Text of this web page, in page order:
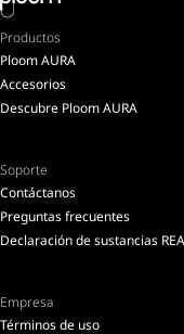
Productos
Ploom AURA
Accesorios
Descubre Ploom AURA
Soporte
Contáctanos
Preguntas frecuentes
Declaración de sustancias
Empresa
Términos de uso